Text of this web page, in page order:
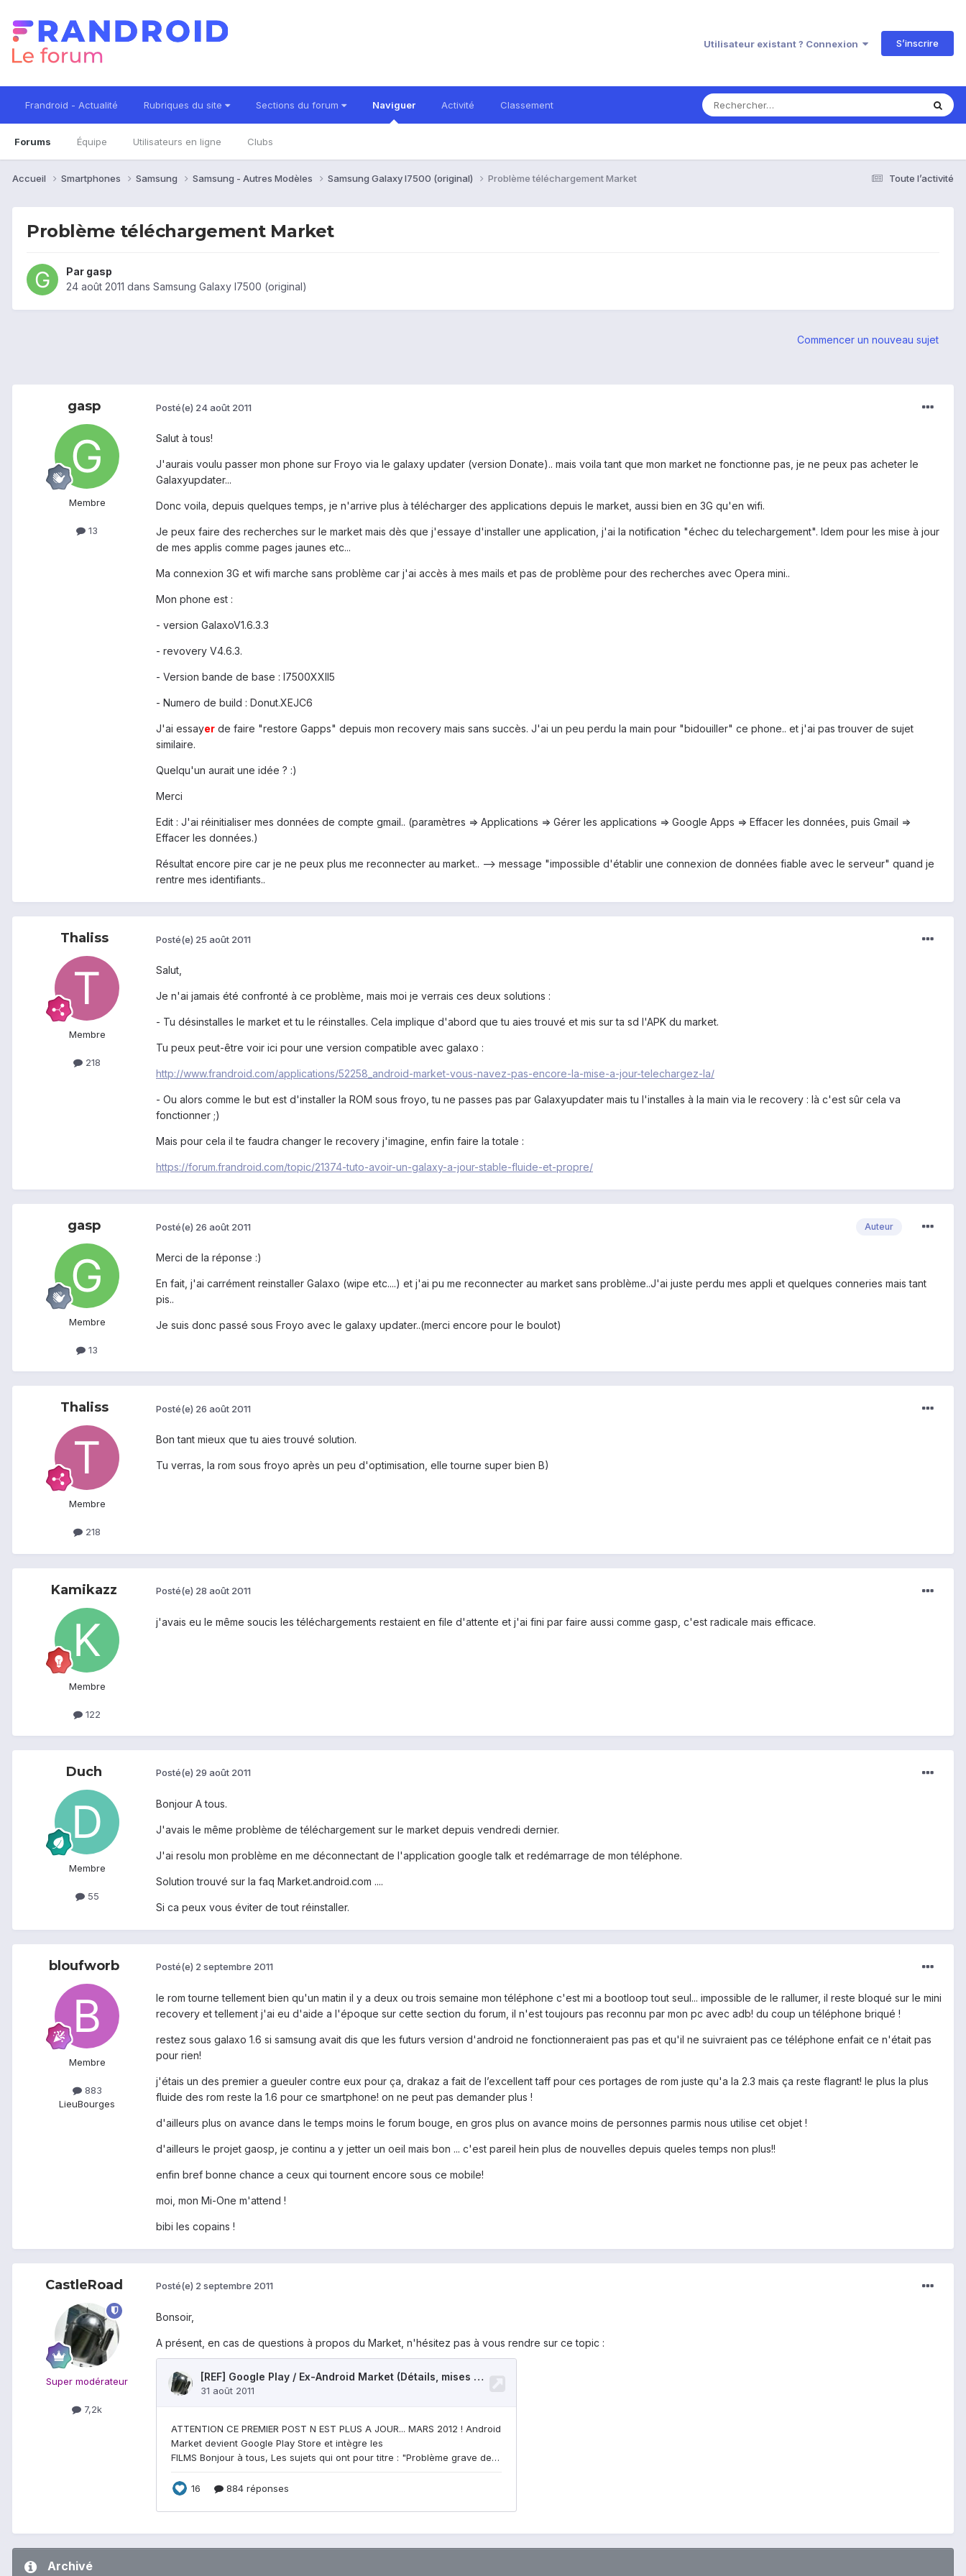
Utilisateur existant ? Connexion S’inscrire
Frandroid - Actualité Rubriques du site Sections du forum Naviguer
Forums Équipe Utilisateurs en ligne Clubs
Activité Classement
Toute l’activité
Accueil Smartphones Samsung Samsung - Autres Modèles Samsung Galaxy I7500 (original) Problème téléchargement Market
Problème téléchargement Market
Par gasp
24 août 2011 dans Samsung Galaxy I7500 (original)
Commencer un nouveau sujet
gasp
Membre
13
Posté(e) 24 août 2011
Salut à tous!
J'aurais voulu passer mon phone sur Froyo via le galaxy updater (version Donate).. mais voila tant que mon market ne fonctionne pas, je ne peux pas acheter le
Galaxyupdater...
Donc voila, depuis quelques temps, je n'arrive plus à télécharger des applications depuis le market, aussi bien en 3G qu'en wifi.
Je peux faire des recherches sur le market mais dès que j'essaye d'installer une application, j'ai la notification "échec du telechargement". Idem pour les mise à jour
de mes applis comme pages jaunes etc...
Ma connexion 3G et wifi marche sans problème car j'ai accès à mes mails et pas de problème pour des recherches avec Opera mini..
Mon phone est :
- version GalaxoV1.6.3.3
- revovery V4.6.3.
- Version bande de base : I7500XXII5
- Numero de build : Donut.XEJC6
J'ai essayer de faire "restore Gapps" depuis mon recovery mais sans succès. J'ai un peu perdu la main pour "bidouiller" ce phone.. et j'ai pas trouver de sujet
similaire.
Quelqu'un aurait une idée ? :)
Merci
Edit : J'ai réinitialiser mes données de compte gmail.. (paramètres => Applications => Gérer les applications => Google Apps => Effacer les données, puis Gmail =>
Effacer les données.)
Résultat encore pire car je ne peux plus me reconnecter au market.. --> message "impossible d'établir une connexion de données fiable avec le serveur" quand je
rentre mes identifiants..
Thaliss
Membre
218
Posté(e) 25 août 2011
Salut,
Je n'ai jamais été confronté à ce problème, mais moi je verrais ces deux solutions :
- Tu désinstalles le market et tu le réinstalles. Cela implique d'abord que tu aies trouvé et mis sur ta sd l'APK du market.
Tu peux peut-être voir ici pour une version compatible avec galaxo :
http://www.frandroid.com/applications/52258_android-market-vous-navez-pas-encore-la-mise-a-jour-telechargez-la/
- Ou alors comme le but est d'installer la ROM sous froyo, tu ne passes pas par Galaxyupdater mais tu l'installes à la main via le recovery : là c'est sûr cela va
fonctionner ;)
Mais pour cela il te faudra changer le recovery j'imagine, enfin faire la totale :
https://forum.frandroid.com/topic/21374-tuto-avoir-un-galaxy-a-jour-stable-fluide-et-propre/
gasp
Membre
13
Auteur
Posté(e) 26 août 2011
Merci de la réponse :)
En fait, j'ai carrément reinstaller Galaxo (wipe etc....) et j'ai pu me reconnecter au market sans problème..J'ai juste perdu mes appli et quelques conneries mais tant
pis..
Je suis donc passé sous Froyo avec le galaxy updater..(merci encore pour le boulot)
Thaliss
Membre
218
Posté(e) 26 août 2011
Bon tant mieux que tu aies trouvé solution.
Tu verras, la rom sous froyo après un peu d'optimisation, elle tourne super bien B)
Kamikazz
Membre
122
Posté(e) 28 août 2011
j'avais eu le même soucis les téléchargements restaient en file d'attente et j'ai fini par faire aussi comme gasp, c'est radicale mais efficace.
Duch
Membre
55
Posté(e) 29 août 2011
Bonjour A tous.
J'avais le même problème de téléchargement sur le market depuis vendredi dernier.
J'ai resolu mon problème en me déconnectant de l'application google talk et redémarrage de mon téléphone.
Solution trouvé sur la faq Market.android.com ....
Si ca peux vous éviter de tout réinstaller.
bloufworb
Membre
883
LieuBourges
Posté(e) 2 septembre 2011
le rom tourne tellement bien qu'un matin il y a deux ou trois semaine mon téléphone c'est mi a bootloop tout seul... impossible de le rallumer, il reste bloqué sur le mini
recovery et tellement j'ai eu d'aide a l'époque sur cette section du forum, il n'est toujours pas reconnu par mon pc avec adb! du coup un téléphone briqué !
restez sous galaxo 1.6 si samsung avait dis que les futurs version d'android ne fonctionneraient pas pas et qu'il ne suivraient pas ce téléphone enfait ce n'était pas
pour rien!
j'étais un des premier a gueuler contre eux pour ça, drakaz a fait de l’excellent taff pour ces portages de rom juste qu'a la 2.3 mais ça reste flagrant! le plus la plus
fluide des rom reste la 1.6 pour ce smartphone! on ne peut pas demander plus !
d'ailleurs plus on avance dans le temps moins le forum bouge, en gros plus on avance moins de personnes parmis nous utilise cet objet !
d'ailleurs le projet gaosp, je continu a y jetter un oeil mais bon ... c'est pareil hein plus de nouvelles depuis queles temps non plus!!
enfin bref bonne chance a ceux qui tournent encore sous ce mobile!
moi, mon Mi-One m'attend !
bibi les copains !
CastleRoad
Super modérateur
7,2k
Posté(e) 2 septembre 2011
Bonsoir,
A présent, en cas de questions à propos du Market, n'hésitez pas à vous rendre sur ce topic :
Archivé